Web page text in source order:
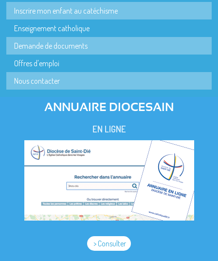
Inscrire mon enfant au catéchisme
Enseignement catholique
Demande de documents
Offres d'emploi
Nous contacter
ANNUAIRE DIOCESAIN
EN LIGNE
> Consulter